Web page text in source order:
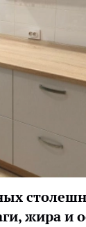
жира и